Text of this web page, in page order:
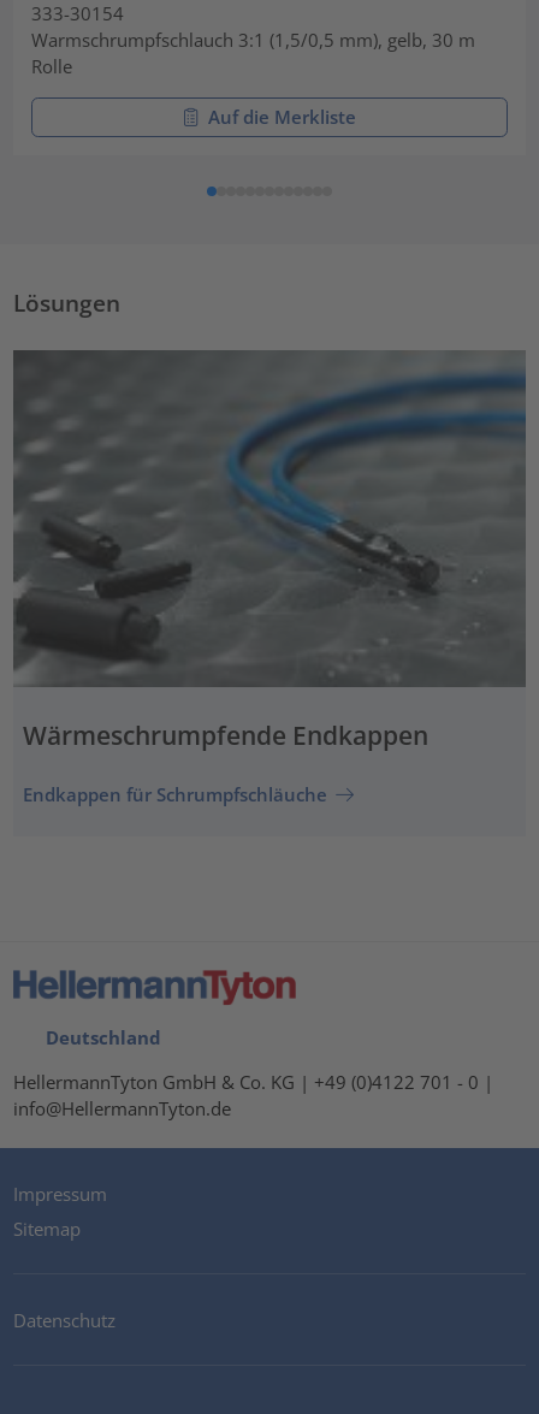
333-30154
Warmschrumpfschlauch 3:1 (1,5/0,5 mm), gelb, 30 m
Rolle
Auf die Merkliste
Lösungen
Wärmeschrumpfende Endkappen
Endkappen für Schrumpfschläuche
Deutschland
HellermannTyton GmbH & Co. KG | +49 (0)4122 701 - 0 |
info@HellermannTyton.de
Impressum
Sitemap
Datenschutz